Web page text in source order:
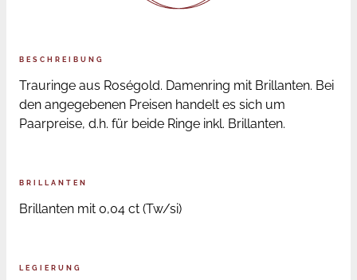
BESCHREIBUNG
Trauringe aus Roségold. Damenring mit Brillanten. Bei
den angegebenen Preisen handelt es sich um
Paarpreise, d.h. für beide Ringe inkl. Brillanten.
BRILLANTEN
Brillanten mit 0,04 ct (Tw/si)
LEGIERUNG